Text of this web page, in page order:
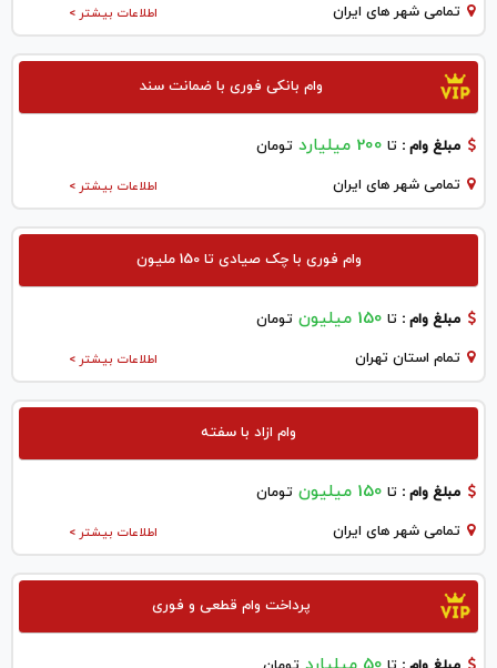
اطلاعات بیشتر > تمامی شهر های ایران
وام بانکی فوری با ضمانت سند
مبلغ وام : تا 200 میلیارد تومان
اطلاعات بیشتر > تمامی شهر های ایران
وام فوری با چک صیادی تا 150 ملیون
مبلغ وام : تا 150 میلیون تومان
اطلاعات بیشتر > تمام استان تهران
وام ازاد با سفته
مبلغ وام : تا 150 میلیون تومان
اطلاعات بیشتر > تمامی شهر های ایران
پرداخت وام قطعی و فوری